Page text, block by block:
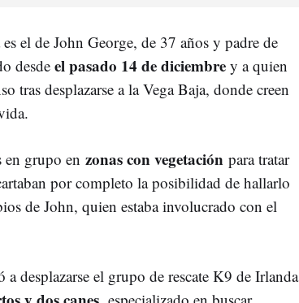
el de John George, de 37 años y padre de
desdeel pasado 14 de diciembre y a quien
tras desplazarse a la Vega Baja, donde creen
grupo en zonas con vegetación para tratar
por completo la posibilidad de hallarlo
de John, quien estaba involucrado con el
desplazarse el grupo de rescate K9 de Irlanda